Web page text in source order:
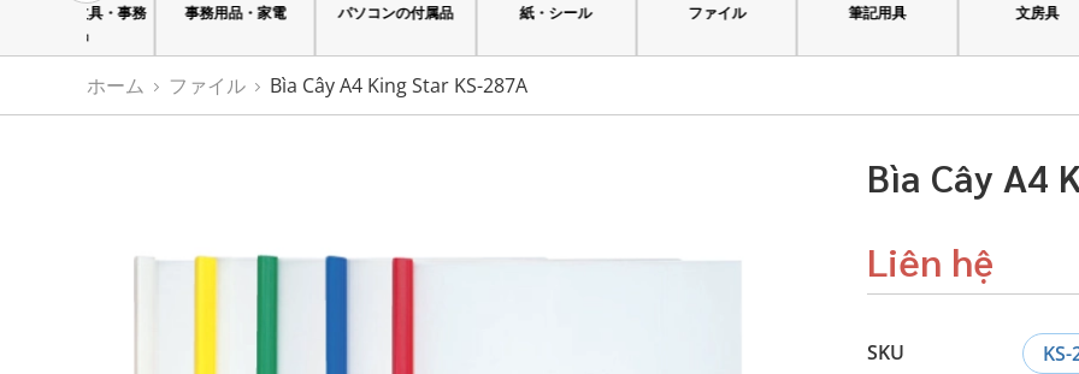
事務用品・家電 パソコンの付属品 紙・シール
ホーム ファイル Bìa Cây A4 King Star KS-287A
Bìa Cây A4
Liên hệ
SKU